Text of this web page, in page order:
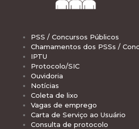
PSS / Concursos Públicos
Chamamentos dos PSSs /
IPTU
Protocolo/SIC
Ouvidoria
Notícias
Coleta de lixo
Vagas de emprego
Carta de Serviço ao Usuário
Consulta de protocolo